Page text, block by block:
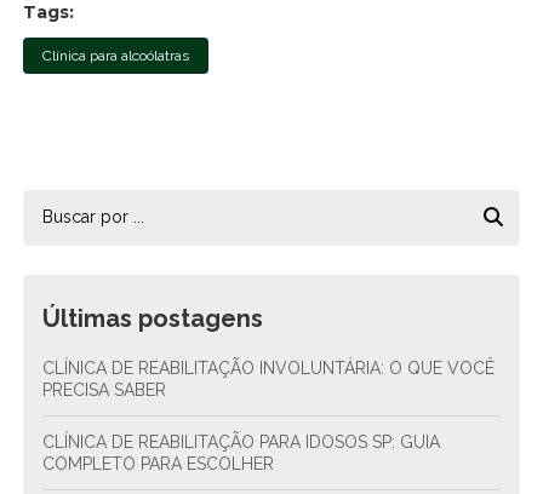
Tags:
Clínica para alcoólatras
Últimas postagens
CLÍNICA DE REABILITAÇÃO INVOLUNTÁRIA: O QUE VOCÊ
PRECISA SABER
CLÍNICA DE REABILITAÇÃO PARA IDOSOS SP: GUIA
COMPLETO PARA ESCOLHER